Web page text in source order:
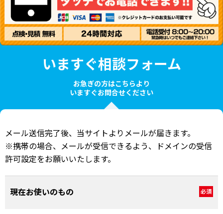
いますぐ相談フォーム
お急ぎの方はこちらより
いますぐお問合せください
メール送信完了後、当サイトよりメールが届きます。
※携帯の場合、メールが受信できるよう、ドメインの受信
許可設定をお願いいたします。
現在お使いのもの 必須